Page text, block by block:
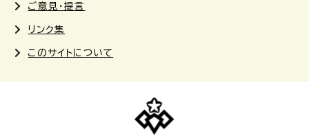
ご意見・提言
リンク集
このサイトについて